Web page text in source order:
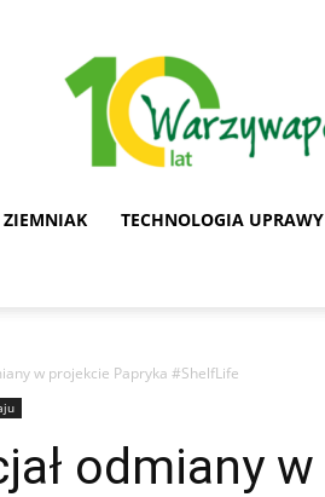
ZIEMNIAK TECHNOLOGIA UPRAWY
w projekcie Papryka #ShelfLife
odmiany w